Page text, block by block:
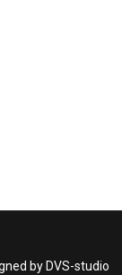
by DVS-studio